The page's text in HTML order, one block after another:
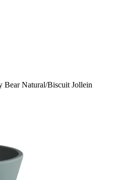
Bear Natural/Biscuit Jollein